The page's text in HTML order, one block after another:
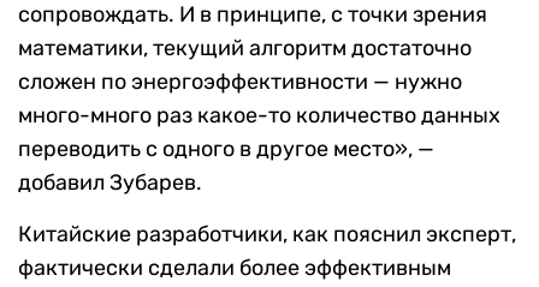
сопровождать. И в принципе, с точки зрения
математики, текущий алгоритм достаточно
сложен по энергоэффективности — нужно
много-много раз какое-то количество данных
переводить с одного в другое место», —
добавил Зубарев.
Китайские разработчики, как пояснил эксперт,
фактически сделали более эффективным